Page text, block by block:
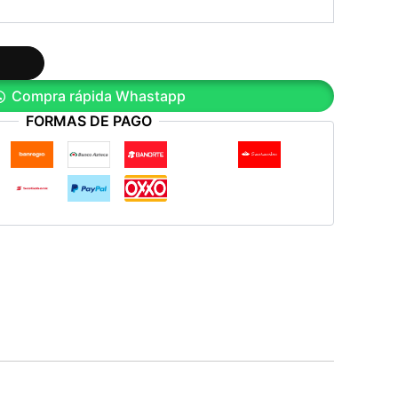
Compra rápida Whastapp
FORMAS DE PAGO